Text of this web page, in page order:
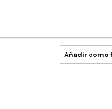
Añadir como